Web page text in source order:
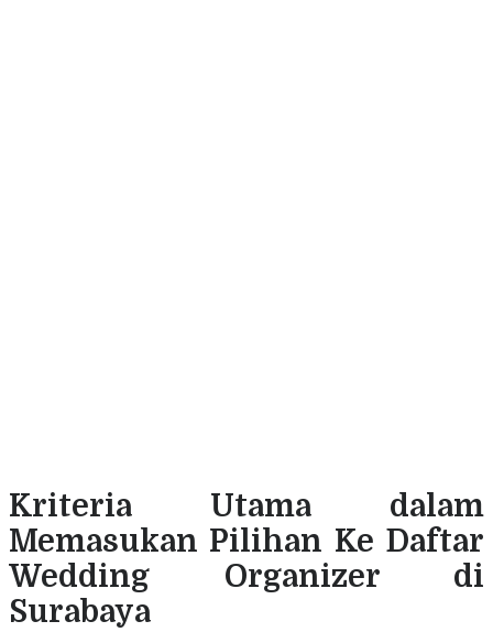
Kriteria Utama dalam
Memasukan Pilihan Ke Daftar
Wedding Organizer di
Surabaya